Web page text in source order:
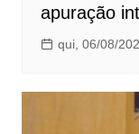
apuração
qui, 06/08/